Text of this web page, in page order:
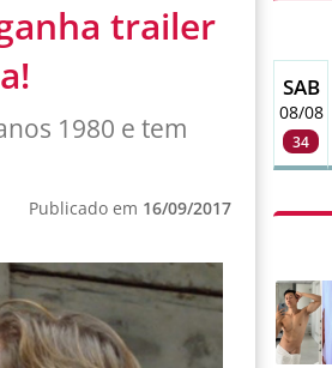
trailer
1980 e tem
Publicado em 16/09/2017
SAB
08/08
34